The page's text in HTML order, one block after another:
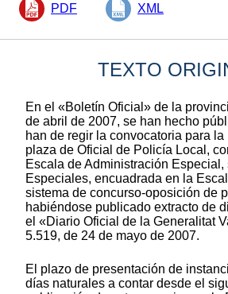
PDF XML
TEXTO
En el «Boletín Oficial» de la
de abril de 2007, se han hecho
han de regir la convocatoria para
plaza de Oficial de Policía Local,
Escala de Administración
Especiales, encuadrada en la
sistema de concurso-oposición de
habiéndose publicado extracto de
el «Diario Oficial de la Generalitat
5.519, de 24 de mayo de 2007.
El plazo de presentación de
días naturales a contar desde el